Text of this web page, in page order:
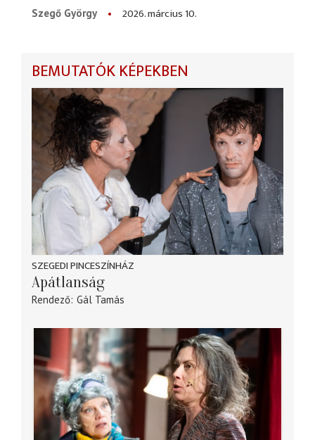
Szegő György
2026. március 10.
BEMUTATÓK KÉPEKBEN
SZEGEDI PINCESZÍNHÁZ
Apátlanság
Rendező Gál Tamás